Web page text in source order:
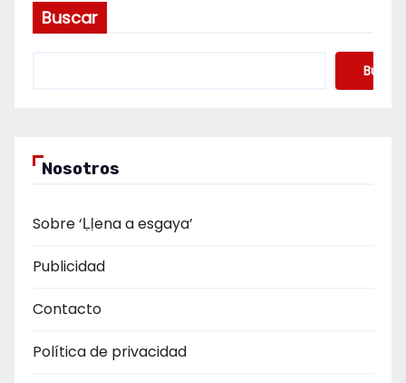
Buscar
Buscar
Nosotros
Sobre ‘Ḷḷena a esgaya’
Publicidad
Contacto
Política de privacidad